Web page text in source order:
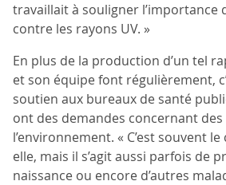
travaillait à souligner l’importance
contre les rayons UV. »
En plus de la production d’un tel
et son équipe font régulièrement,
soutien aux bureaux de santé
ont des demandes concernant des
l’environnement. « C’est souvent
elle, mais il s’agit aussi parfois de
naissance ou encore d’autres